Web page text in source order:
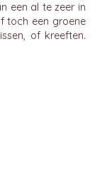
een al te zeer in
toch een groene
of kreeften.